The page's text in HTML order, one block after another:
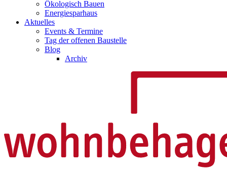
Ökologisch Bauen
Energiesparhaus
Aktuelles
Events & Termine
Tag der offenen Baustelle
Blog
Archiv